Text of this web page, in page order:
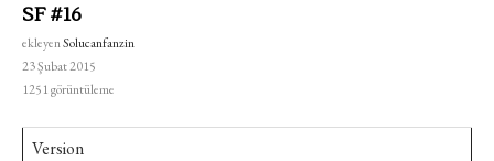
SF #16
ekleyenSolucanfanzin
23 Şubat 2015
1251görüntüleme
Version